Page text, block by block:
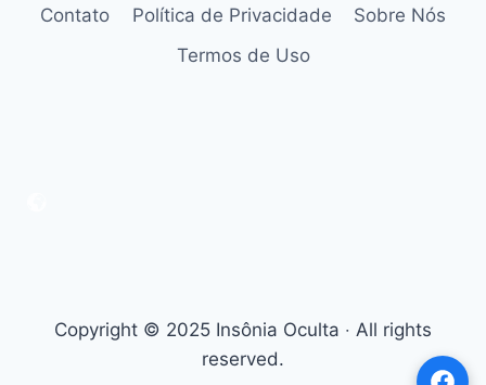
Contato Política de Privacidade
Sobre Nós
Termos de Uso
Copyright © 2025 Insônia Oculta ‧ All rights
reserved.